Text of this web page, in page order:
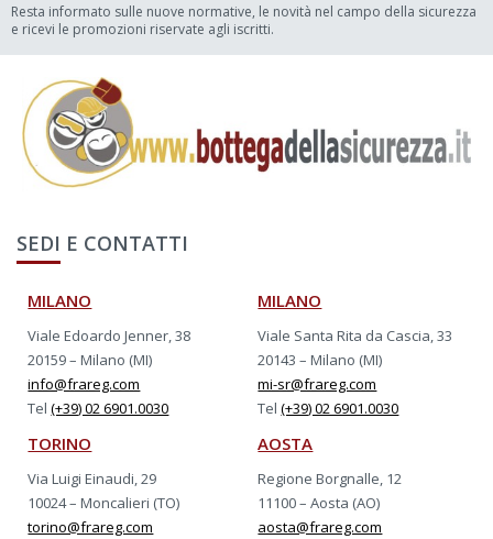
Resta informato sulle nuove normative, le novità nel campo della sicurezza
e ricevi le promozioni riservate agli iscritti.
SEDI E CONTATTI
MILANO
Viale Edoardo Jenner, 38
20159 – Milano (MI)
info@frareg.com
Tel(+39) 02 6901.0030
MILANO
Viale Santa Rita da Cascia, 33
20143 – Milano (MI)
mi-sr@frareg.com
Tel(+39) 02 6901.0030
TORINO
Via Luigi Einaudi, 29
10024 – Moncalieri (TO)
torino@frareg.com
AOSTA
Regione Borgnalle, 12
11100 – Aosta (AO)
aosta@frareg.com